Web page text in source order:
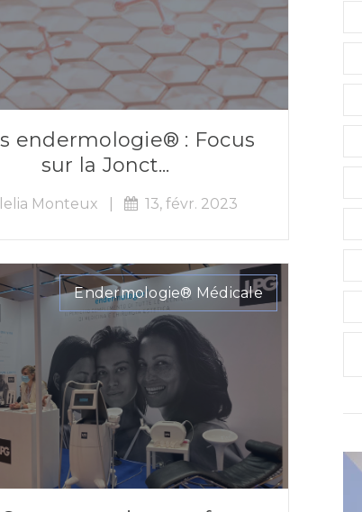
endermologie® : Focus
sur la Jonct...
Monteux | 13, févr. 2023
Endermologie® Médicale